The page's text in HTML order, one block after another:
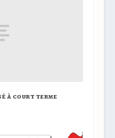
à court terme